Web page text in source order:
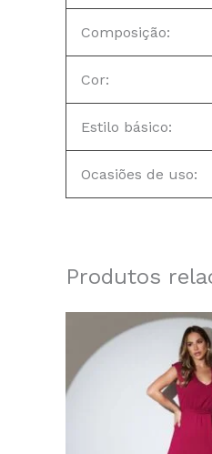
Composição:
Cor:
Estilo básico:
Ocasiões de uso:
Produtos